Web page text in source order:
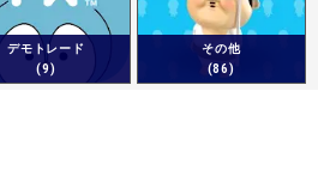
デモトレード
(9)
その他
(86)